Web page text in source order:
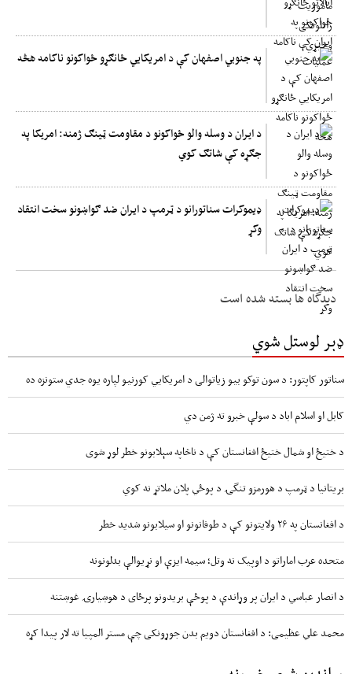
په جنوبي اصفهان کې د امریکایي ځانګړو ځواکونو ناکامه هڅه
د ايران د وسله والو ځواکونو د مقاومت ټینګ ژمنه: امريکا په
جګړه کې شاتګ کوي
ډیموکرات سناتورانو د ټرمپ د ایران ضد ګواښونو سخت انتقاد
وکړ
دیدگاه ها بسته شده است
ډېر لوستل شوي
سناتور کاپتور: د سون توکو بیو زیاتوالی د امریکایي کورنیو لپاره یوه جدي ستونزه ده
کابل او اسلام اباد د سولې خبرو ته ژمن دي
د ختیځ او شمال ختیځ افغانستان کې د ناڅاپه سېلابونو خطر لوړ شوی
بریتانیا د ټرمپ د هورمزو تنگۍ د پوځي پلان ملاتړ نه کوي
د افغانستان په ۲۶ ولایتونو کې د طوفانونو او سیلابونو شدید خطر
متحده عرب اماراتو د اوپیک نه وتل؛ سیمه ایزې او نړیوالې بدلونونه
د انصار عباسي د ایران پر وړاندې د پوځې بریدونو پرځای د هوښیارۍ غوښتنه
محمد علي عظیمی: د افغانستان دویم بدن جوړونکی چې مستر المپیا ته لار پیدا کړه